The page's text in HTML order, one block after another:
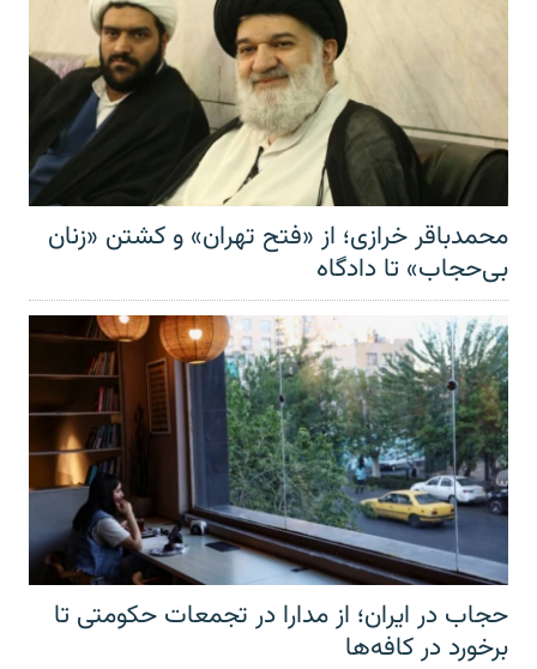
محمدباقر خرازی؛ از «فتح تهران» و کشتن «زنان
بی‌حجاب» تا دادگاه
حجاب در ایران؛ از مدارا در تجمعات حکومتی تا
برخورد در کافه‌ها